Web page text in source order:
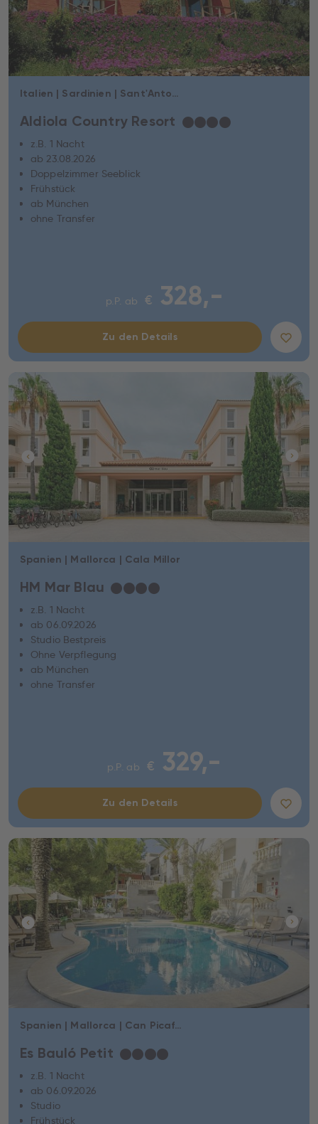
Italien | Sardinien | Sant'Antonio di Gallura
Aldiola Country Resort ★★★★
z.B. 1 Nacht
ab 23.08.2026
Doppelzimmer Seeblick
Frühstück
ab München
ohne Transfer
p.P. ab € 328,-
Zu den Details
Spanien | Mallorca | Cala Millor
HM Mar Blau ★★★★
z.B. 1 Nacht
ab 06.09.2026
Studio Bestpreis
Ohne Verpflegung
ab München
ohne Transfer
p.P. ab € 329,-
Zu den Details
Spanien | Mallorca | Can Picafort
Es Bauló Petit ★★★★
z.B. 1 Nacht
ab 06.09.2026
Studio
Frühstück